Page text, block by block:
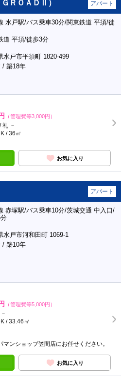
ＲＯＡＤⅡ） アパート
水戸駅/バス乗車30分/関東鉄道 平須/徒
道 平須/徒歩3分
水戸市平須町 1820-499
/ 築18年
（管理費等3,000円）
礼 －
/ 36㎡
お気に入り
アパート
赤塚駅/バス乗車10分/茨城交通 中入口/
水戸市河和田町 1069-1
/ 築10年
（管理費等5,000円）
/ 33.46㎡
ンショップ笠間店にお任せください。
お気に入り